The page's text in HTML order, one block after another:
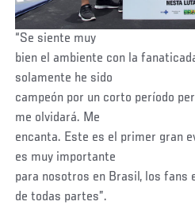
“Se siente muy
bien el ambiente con la
solamente he sido
campeón por un corto período
me olvidará. Me
encanta. Este es el primer gran
es muy importante
para nosotros en Brasil, los fans
de todas partes”.